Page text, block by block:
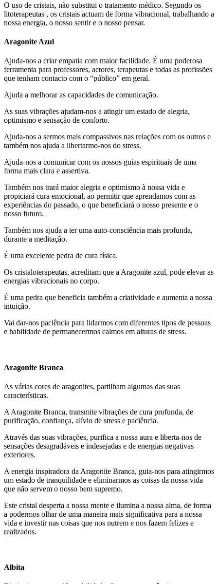
O uso de cristais, não substitui o tratamento médico. Segundo os
litoterapeutas , os cristais actuam de forma vibracional, trabalhando a
nossa energia, o nosso sentir e o nosso pensar.
Aragonite Azul
Ajuda-nos a criar empatia com maior facilidade. É uma poderosa
ferramenta para professores, actores, terapeutas e todas as profissões
que tenham contacto com o “público” em geral.
Ajuda a melhorar as capacidades de comunicação.
As suas vibrações ajudam-nos a atingir um estado de alegria,
optimismo e sensação de conforto.
Ajuda-nos a sermos mais compassivos nas relações com os outros e
também nos ajuda a libertarmo-nos do stress.
Ajuda-nos a comunicar com os nossos guias espirituais de uma
forma mais clara e assertiva.
Também nos trará maior alegria e optimismo à nossa vida e
propiciará cura emocional, ao permitir que aprendamos com as
experiências do passado, o que beneficiará o nosso presente e o
nosso futuro.
Também nos ajuda a ter uma auto-consciência mais profunda,
durante a meditação.
É uma excelente pedra de cura física.
Os cristaloterapeutas, acreditam que a Aragonite azul, pode elevar as
energias vibracionais no corpo.
É uma pedra que beneficia também a criatividade e aumenta a nossa
intuição.
Vai dar-nos paciência para lidarmos com diferentes tipos de pessoas
e habilidade de permanecermos calmos em alturas de stress.
Aragonite Branca
As várias cores de aragonites, partilham algumas das suas
características.
A Aragonite Branca, transmite vibrações de cura profunda, de
purificação, confiança, alívio de stress e paciência.
Através das suas vibrações, purifica a nossa aura e liberta-nos de
sensações desagradáveis e indesejadas e de energias negativas
exteriores.
A energia inspiradora da Aragonite Branca, guia-nos para atingirmos
um estado de tranquilidade e eliminarmos as coisas da nossa vida
que não servem o nosso bem supremo.
Este cristal desperta a nossa mente e ilumina a nossa alma, de forma
a podermos olhar de uma maneira mais significativa para a nossa
vida e investir nas coisas que nos nutrem e nos fazem felizes e
realizados.
Albita